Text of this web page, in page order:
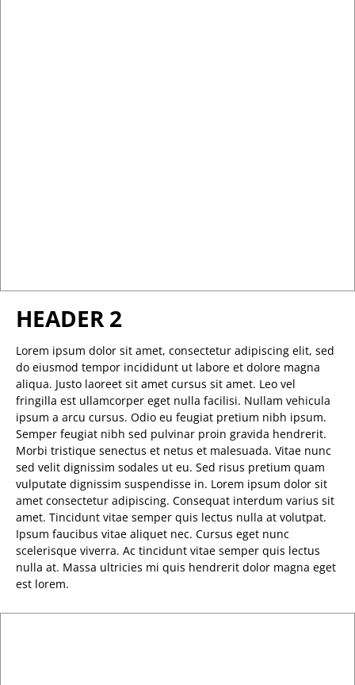
HEADER 2
Lorem ipsum dolor sit amet, consectetur adipiscing elit, sed
do eiusmod tempor incididunt ut labore et dolore magna
aliqua. Justo laoreet sit amet cursus sit amet. Leo vel
fringilla est ullamcorper eget nulla facilisi. Nullam vehicula
ipsum a arcu cursus. Odio eu feugiat pretium nibh ipsum.
Semper feugiat nibh sed pulvinar proin gravida hendrerit.
Morbi tristique senectus et netus et malesuada. Vitae nunc
sed velit dignissim sodales ut eu. Sed risus pretium quam
vulputate dignissim suspendisse in. Lorem ipsum dolor sit
amet consectetur adipiscing. Consequat interdum varius sit
amet. Tincidunt vitae semper quis lectus nulla at volutpat.
Ipsum faucibus vitae aliquet nec. Cursus eget nunc
scelerisque viverra. Ac tincidunt vitae semper quis lectus
nulla at. Massa ultricies mi quis hendrerit dolor magna eget
est lorem.